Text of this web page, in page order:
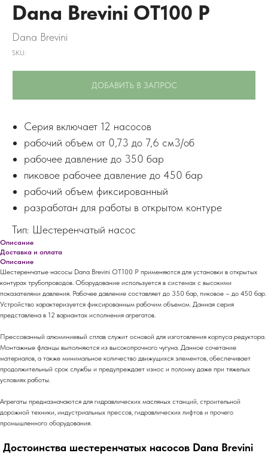
Dana Brevini OT100 P
Dana Brevini
SKU:
ДОБАВИТЬ В ЗАПРОС
Серия включает 12 насосов
рабочий объем от 0,73 до 7,6 см3/об
рабочее давление до 350 бар
пиковое рабочее давление до 450 бар
рабочий объем фиксированный
разработан для работы в открытом контуре
Тип: Шестеренчатый насос
Описание
Доставка и оплата
Описание
Шестеренчатые насосы Dana Brevini OT100 P применяются для установки в открытых
контурах трубопроводов. Оборудование используется в системах с высокими
показателями давления. Рабочее давление составляет до 350 бар, пиковое – до 450 бар.
Устройство характеризуется фиксированным рабочим объемом. Данная серия
представлена в 12 вариантах исполнения агрегатов.
Прессованный алюминиевый сплав служит основой для изготовления корпуса редуктора.
Монтажные фланцы выполняются из высокопрочного чугуна. Данное сочетание
материалов, а также минимальное количество движущихся элементов, обеспечивает
продолжительный срок службы и предупреждает износ и поломку даже при тяжелых
условиях работы.
Агрегаты предназначаются для гидравлических масляных станций, строительной
дорожной техники, индустриальных прессов, гидравлических лифтов и прочего
промышленного оборудования.
Достоинства шестеренчатых насосов Dana Brevini